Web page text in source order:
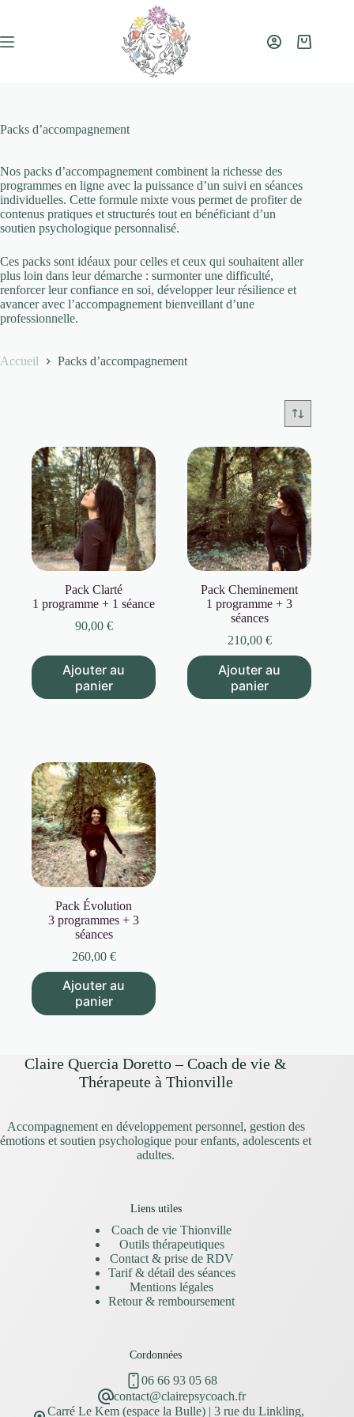
contenu
Panier
Packs d’accompagnement
Nos packs d’accompagnement combinent la richesse des
programmes en ligne avec la puissance d’un suivi en séances
individuelles. Cette formule mixte vous permet de profiter de
contenus pratiques et structurés tout en bénéficiant d’un
soutien psychologique personnalisé.
Ces packs sont idéaux pour celles et ceux qui souhaitent aller
plus loin dans leur démarche : surmonter une difficulté,
renforcer leur confiance en soi, développer leur résilience et
avancer avec l’accompagnement bienveillant d’une
professionnelle.
Accueil Packs d’accompagnement
Pack Clarté
1 programme + 1 séance
90,00 €
Ajouter au
panier
Pack Cheminement
1 programme + 3
séances
210,00 €
Ajouter au
panier
Pack Évolution
3 programmes + 3
séances
260,00 €
Ajouter au
panier
Claire Quercia Doretto – Coach de vie &
Thérapeute à Thionville
Accompagnement en développement personnel, gestion des
émotions et soutien psychologique pour enfants, adolescents et
adultes.
Liens utiles
Coach de vie Thionville
Outils thérapeutiques
Contact & prise de RDV
Tarif & détail des séances
Mentions légales
Retour & remboursement
Cordonnées
06 66 93 05 68
contact@clairepsycoach.fr
Carré Le Kem (espace la Bulle) | 3 rue du Linkling,